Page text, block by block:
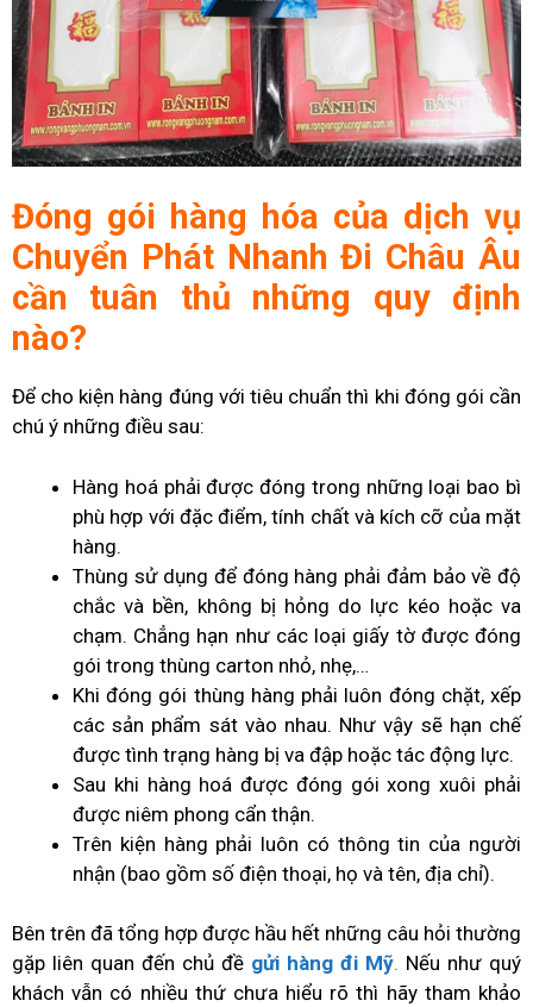
Đóng gói hàng hóa của dịch vụ
Chuyển Phát Nhanh Đi Châu Âu
cần tuân thủ những quy định
nào?
Để cho kiện hàng đúng với tiêu chuẩn thì khi đóng gói cần
chú ý những điều sau:
Hàng hoá phải được đóng trong những loại bao bì
phù hợp với đặc điểm, tính chất và kích cỡ của mặt
hàng.
Thùng sử dụng để đóng hàng phải đảm bảo về độ
chắc và bền, không bị hỏng do lực kéo hoặc va
chạm. Chẳng hạn như các loại giấy tờ được đóng
gói trong thùng carton nhỏ, nhẹ,…
Khi đóng gói thùng hàng phải luôn đóng chặt, xếp
các sản phẩm sát vào nhau. Như vậy sẽ hạn chế
được tình trạng hàng bị va đập hoặc tác động lực.
Sau khi hàng hoá được đóng gói xong xuôi phải
được niêm phong cẩn thận.
Trên kiện hàng phải luôn có thông tin của người
nhận (bao gồm số điện thoại, họ và tên, địa chỉ).
Bên trên đã tổng hợp được hầu hết những câu hỏi thường
gặp liên quan đến chủ đề gửi hàng đi Mỹ. Nếu như quý
khách vẫn có nhiều thứ chưa hiểu rõ thì hãy tham khảo